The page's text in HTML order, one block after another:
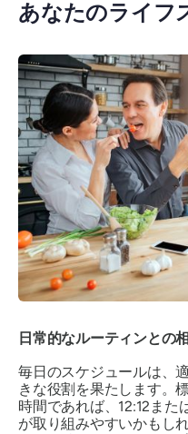
あなたのライフ
日常的なルーティンとの
毎日のスケジュールは、
きな役割を果たします。
時間であれば、12:12また
が取り組みやすいかもし